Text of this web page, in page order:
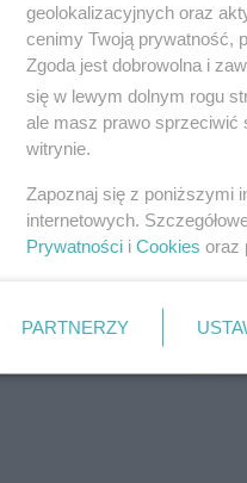
geolokalizacyjnych oraz
cenimy Twoją prywatność,
Zgoda jest dobrowolna i
się w lewym dolnym rogu
ale masz prawo sprzeciwić
witrynie.
Zapoznaj się z poniższymi
internetowych.
Prywatności i Cookies oraz
PARTNERZY